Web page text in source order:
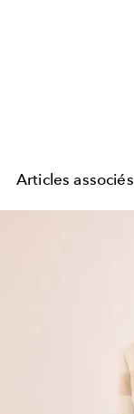
Articles associés